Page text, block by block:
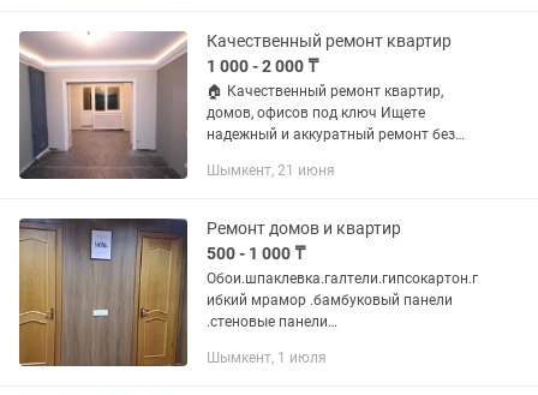
бамбук...
Качественный ремонт квартир
1 000 - 2 000 ₸
🏠 Качественный ремонт квартир,
домов, офисов под ключ Ищете
надежный и аккуратный ремонт без
внутреннюю отделку любой сложности
🔧...
Шымкент, 21 июня
Ремонт домов и квартир
500 - 1 000 ₸
Обои.шпаклевка.галтели.гипсокартон.г
ибкий мрамор .бамбуковый панели
.стеновые панели
.покраска стен
Шымкент, 1 июля